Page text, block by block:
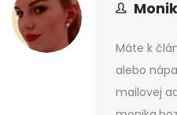
Máte k
alebo
mailovej